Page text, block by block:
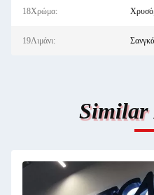
18Χρώμα:
19Λιμάνι:
Similar